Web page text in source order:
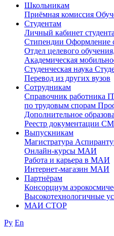
Школьникам
Приёмная комиссия
Студентам
Личный кабинет студента
Стипендии Оформление
Отдел целевого
Академическая
Студенческая наука
Перевод из других вузов
Сотрудникам
Cправочник работника
по трудовым спорам
Дополнительное
Реестр документации
Выпускникам
Магистратура
Онлайн-курсы МАИ
Работа и карьера в МАИ
Интернет-магазин МАИ
Партнёрам
Консорциум
Высокотехнологичные
МАИ СТОР
Ру En